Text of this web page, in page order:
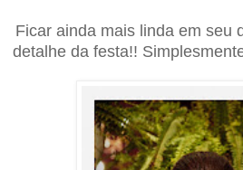
Ficar ainda mais linda em seu
detalhe da festa!!